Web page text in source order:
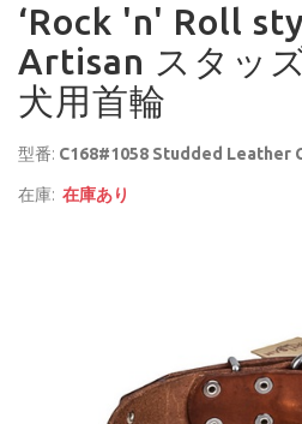
‘Rock 'n' Roll
Artisan スタ
犬用首輪
型番: C168#1058 Studded Leather
在庫: 在庫あり